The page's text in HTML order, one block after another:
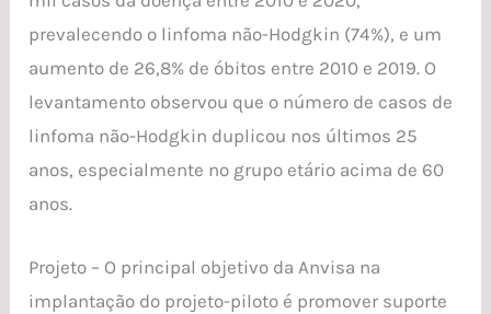
prevalecendo o linfoma não-Hodgkin (74%), e um
aumento de 26,8% de óbitos entre 2010 e 2019. O
levantamento observou que o número de casos de
linfoma não-Hodgkin duplicou nos últimos 25
anos, especialmente no grupo etário acima de 60
anos.
Projeto – O principal objetivo da Anvisa na
implantação do projeto-piloto é promover suporte